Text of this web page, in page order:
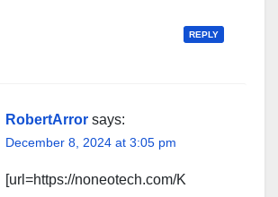
REPLY
RobertArror says:
December 8, 2024 at 3:05 pm
[url=https://noneotech.com/K